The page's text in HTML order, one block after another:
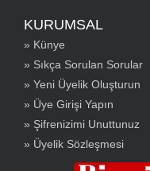
KURUMSAL
» Künye
» Sıkça Sorulan Sorular
» Yeni Üyelik Oluşturun
» Üye Girişi Yapın
» Şifrenizimi Unuttunuz
» Üyelik Sözleşmesi